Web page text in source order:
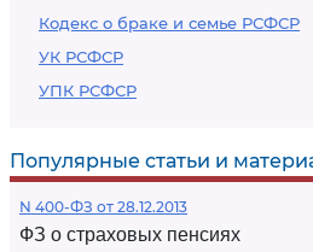
Кодекс о браке и семье РСФСР
УК РСФСР
УПК РСФСР
Популярные статьи и
N 400-ФЗ от 28.12.2013
ФЗ о страховых пенсиях